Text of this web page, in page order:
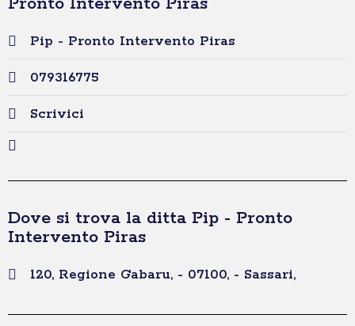
Pip - Pronto Intervento Piras
079316775
Scrivici
Dove si trova la ditta Pip - Pronto
Intervento Piras
120, Regione Gabaru, - 07100, - Sassari,